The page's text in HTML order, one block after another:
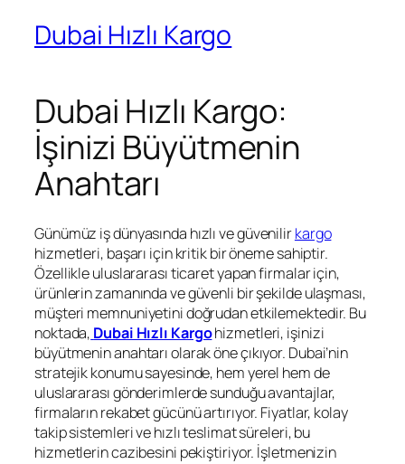
Dubai Hızlı Kargo
Dubai Hızlı Kargo:
İşinizi Büyütmenin
Anahtarı
Günümüz iş dünyasında hızlı ve güvenilirkargo
hizmetleri, başarı için kritik bir öneme sahiptir.
Özellikle uluslararası ticaret yapan firmalar için,
ürünlerin zamanında ve güvenli bir şekilde ulaşması,
müşteri memnuniyetini doğrudan etkilemektedir. Bu
noktada, Dubai Hızlı Kargohizmetleri, işinizi
büyütmenin anahtarı olarak öne çıkıyor. Dubai’nin
stratejik konumu sayesinde, hem yerel hem de
uluslararası gönderimlerde sunduğu avantajlar,
firmaların rekabet gücünü artırıyor. Fiyatlar, kolay
takip sistemleri ve hızlı teslimat süreleri, bu
hizmetlerin cazibesini pekiştiriyor. İşletmenizin